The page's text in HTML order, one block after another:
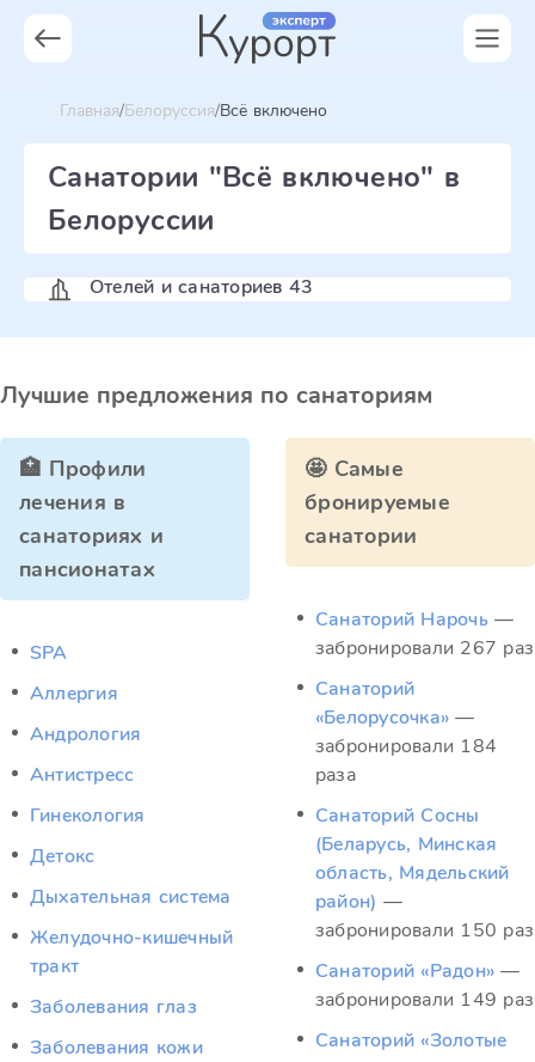
Главная Белоруссия Всё включено
Санатории "Всё включено" в
Белоруссии
Отелей и санаториев 43
Лучшие предложения по санаториям
🏥 Профили
лечения в
санаториях и
пансионатах
SPA
Аллергия
Андрология
Антистресс
Гинекология
Детокс
Дыхательная система
Желудочно-кишечный
тракт
Заболевания глаз
Заболевания кожи
🤩 Самые
бронируемые
санатории
Санаторий Нарочь —
забронировали 267 раз
Санаторий
«Белорусочка» —
забронировали 184
раза
Санаторий Сосны
(Беларусь, Минская
область, Мядельский
район) —
забронировали 150 раз
Санаторий «Радон» —
забронировали 149 раз
Санаторий «Золотые